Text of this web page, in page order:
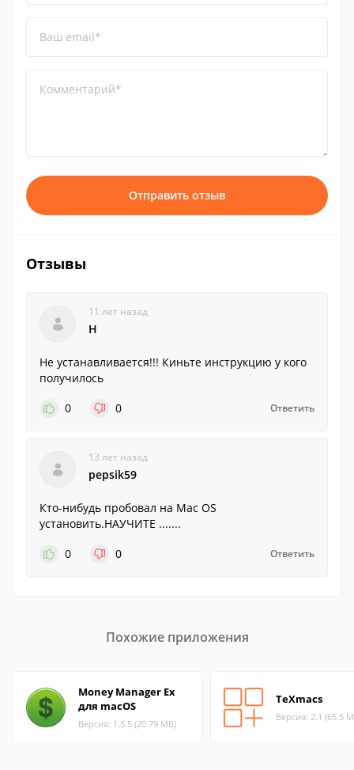
Ваш email*
Комментарий*
Отправить отзыв
Отзывы
11 лет назад
Н
Не устанавливается!!! Киньте инструкцию у кого
получилось
0
0 Ответить
13 лет назад
pepsik59
Кто-нибудь пробовал на Mac OS
установить.НАУЧИТЕ .......
0
0 Ответить
Похожие приложения
Money Manager Ex
для macOS
Версия: 1.5.5 (20.79 МБ)
TeXmacs
Версия: 2.1 (65.5